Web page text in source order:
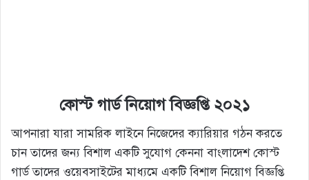
কোস্ট গার্ড নিয়োগবিজ্ঞপ্তি ২০২১
আপনারা যারা সামরিক লাইনে নিজেদের ক্যারিয়ার গঠন করতে
চান তাদের জন্য বিশাল একটি সুযোগ কেননা বাংলাদেশ কোস্ট
গার্ড তাদের ওয়েবসাইটের মাধ্যমে একটি বিশাল নিয়োগ বিজ্ঞপ্তি